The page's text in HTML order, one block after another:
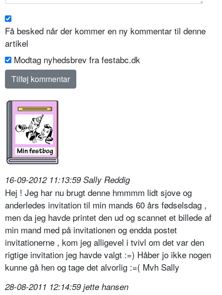
Få besked når der kommer en ny kommentar til denne
artikel
Modtag nyhedsbrev fra festabc.dk
16-09-2012 11:13:59 Sally Reddig
Hej ! Jeg har nu brugt denne hmmmm lidt sjove og
anderledes invitation til min mands 60 års fødselsdag ,
men da jeg havde printet den ud og scannet et billede af
min mand med på invitationen og endda postet
invitationerne , kom jeg alligevel i tvivl om det var den
rigtige invitation jeg havde valgt :=) Håber jo ikke nogen
kunne gå hen og tage det alvorlig :=( Mvh Sally
28-08-2011 12:14:59 jette hansen